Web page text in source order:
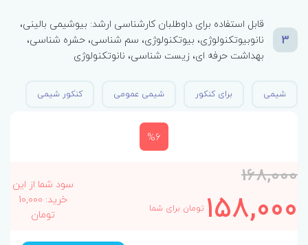
3
قابل استفاده برای داوطلبان کارشناسی ارشد: بیوشیمی بالینی،
نانوبیوتکنولوژی، بیوتکنولوژی، سم شناسی، حشره شناسی،
بهداشت حرفه ای، زیست شناسی، نانوتکنولوژی
شیمی برای کنکور شیمی عمومی کنکور شیمی
%6
168,000
158,000 تومان برای شما
سود شما از این
خرید: 10,000
تومان